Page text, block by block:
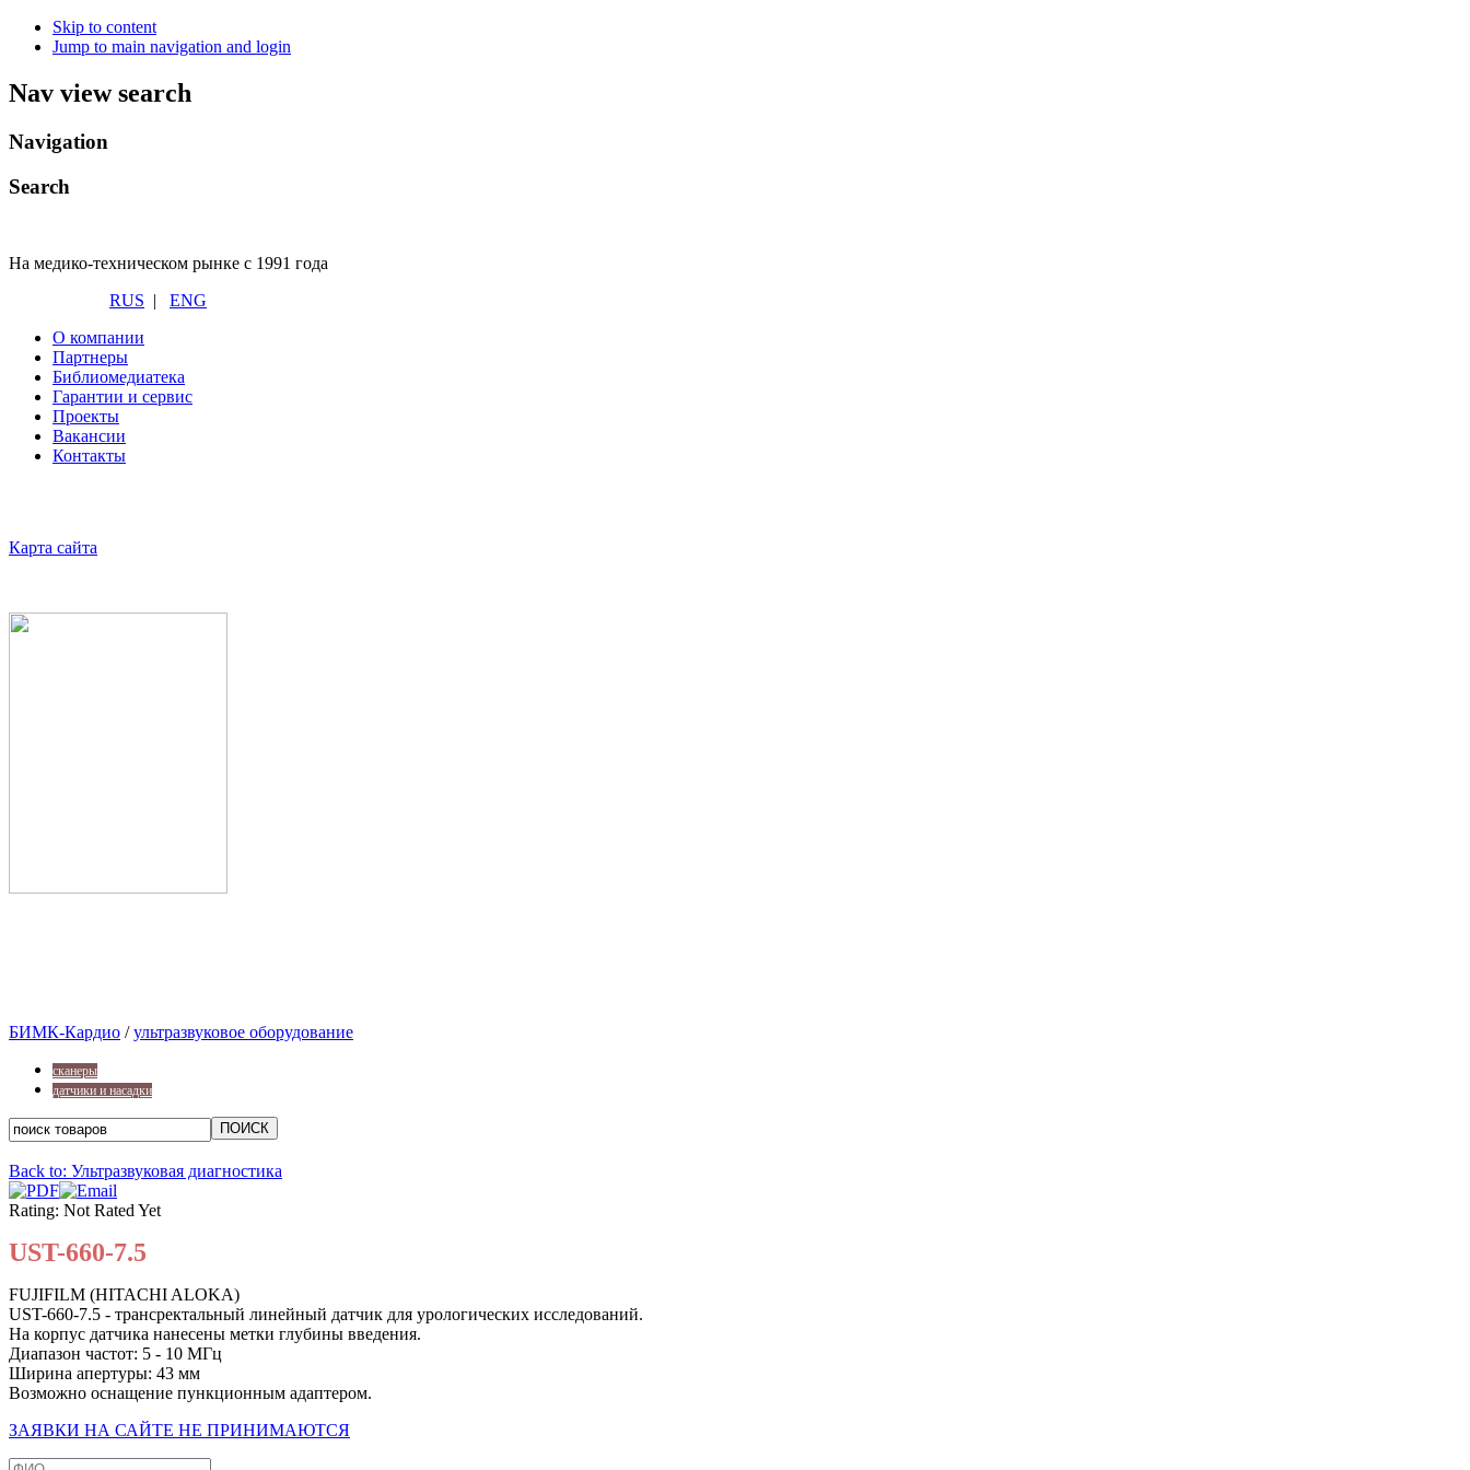
Skip to content
Jump to main navigation and login
Nav view search
Navigation
Search
На медико-техническом рынке с 1991 года
RUS | ENG
О компании
Партнеры
Библиомедиатека
Гарантии и сервис
Проекты
Вакансии
Контакты
Карта сайта
БИМК-Кардио /ультразвуковое оборудование
сканеры
датчики и насадки
Back to: Ультразвуковая диагностика
Rating: Not Rated Yet
UST-660-7.5
FUJIFILM (HITACHI ALOKA)
UST-660-7.5 - трансректальный линейный датчик для урологических исследований.
На корпус датчика нанесены метки глубины введения.
Диапазон частот: 5 - 10 МГц
Ширина апертуры: 43 мм
Возможно оснащение пункционным адаптером.
ЗАЯВКИ НА САЙТЕ НЕ ПРИНИМАЮТСЯ